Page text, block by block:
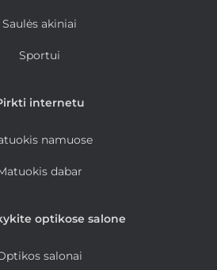
Saulės akiniai
Sportui
internetu
namuose
dabar
optikose salone
salonai